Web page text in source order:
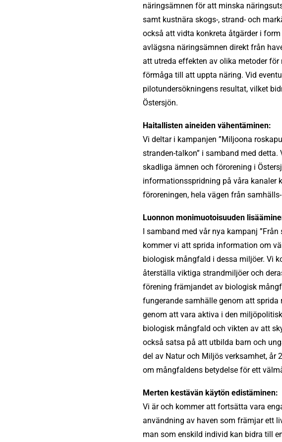
näringsämnen för att minska
samt kustnära skogs-, strand- och
också att vidta konkreta åtgärder i
avlägsna näringsämnen direkt från
att utreda effekten av olika metoder
förmåga till att uppta näring. Vid
pilotundersökningens resultat, vilket
Östersjön.
Haitallisten aineiden vähentäminen:
Vi deltar i kampanjen ”Miljoona
stranden-talkon” i samband med
skadliga ämnen och förorening i
informationsspridning på våra kanaler
föroreningen, hela vägen från
Luonnon monimuotoisuuden
I samband med vår nya kampanj
kommer vi att sprida information om
biologisk mångfald i dessa miljöer. Vi
återställa viktiga strandmiljöer och
förening främjandet av biologisk
fungerande samhälle genom att
genom att vara aktiva i den
biologisk mångfald och vikten av att
också satsa på att utbilda barn och
del av Natur och Miljös verksamhet, år
om mångfaldens betydelse för ett
Merten kestävän käytön edistäminen:
Vi är och kommer att fortsätta vara
användning av haven som främjar ett
man som enskild individ kan bidra till